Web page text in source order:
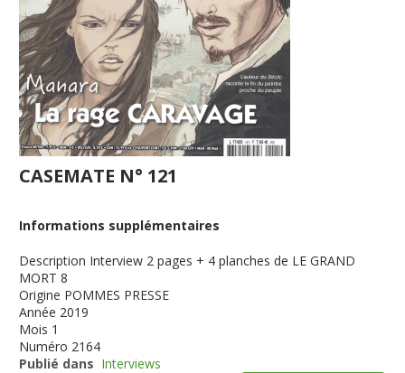
CASEMATE N° 121
Informations supplémentaires
Description Interview 2 pages + 4 planches de LE GRAND
MORT 8
Origine POMMES PRESSE
Année 2019
Mois 1
Numéro 2164
Publié dans Interviews